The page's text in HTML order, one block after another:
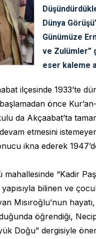
Dünya
Günümüze
ve Zulümler”
eser kaleme
ilçesinde 1933’te
önce
da Akçaabat’ta
etmesini
ikna ederek
“Kadir
bilinen ve
Mısıroğlu’nun hayatı,
öğrendiği,
Doğu” dergisiyle